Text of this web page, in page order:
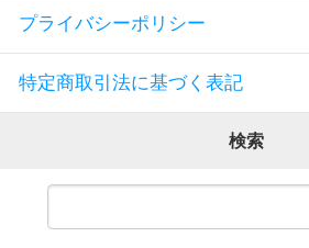
プライバシーポリシー
特定商取引法に基づく表記
検索